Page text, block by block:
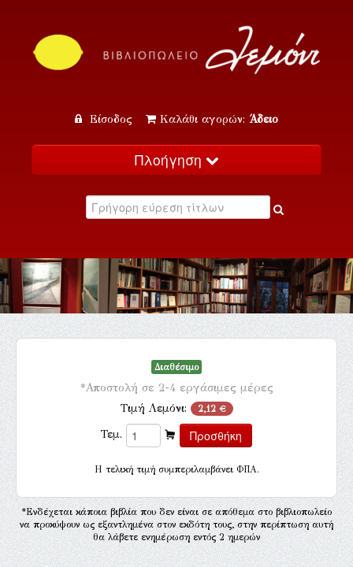
Είσοδος Καλάθι αγορών: Άδειο
Πλοήγηση
Κατάλογος
Εκδηλώσεις
Επικοινωνία
Διαθέσιμο
*Αποστολή σε 2-4 εργάσιμες μέρες
Τιμή Λεμόνι: 2,12 €
Τεμ.
H τελική τιμή συμπεριλαμβάνει ΦΠΑ.
*Ενδέχεται κάποια βιβλία που δεν είναι σε απόθεμα στο βιβλιοπωλείο
να προκύψουν ως εξαντλημένα στον εκδότη τους, στην περίπτωση αυτή
θα λάβετε ενημέρωση εντός 2 ημερών